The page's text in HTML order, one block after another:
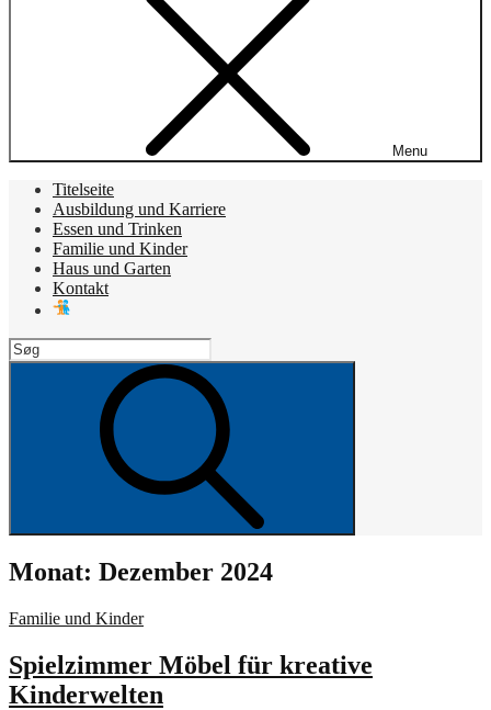
Menu
Titelseite
Ausbildung und Karriere
Essen und Trinken
Familie und Kinder
Haus und Garten
Kontakt
Search
for:
Monat: Dezember 2024
Cat
Familie und Kinder
Spielzimmer Möbel für kreative
Kinderwelten